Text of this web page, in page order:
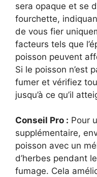
sera opaque et se
fourchette,
de vous fier
facteurs tels que
poisson peuvent
Si le poisson n’est
fumer et vérifiez
jusqu’à ce qu’il
Conseil Pro : Pour
supplémentaire,
poisson avec un
d’herbes pendant
fumage. Cela